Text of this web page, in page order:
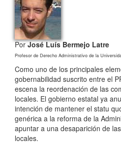
PorJosé Luís Bermejo Latre
Profesor de Derecho Administrativo de la
Como uno de los principales
gobernabilidad suscrito entre el
escena la reordenación de las
locales. El gobierno estatal ya
intención de mantener el statu
genérica a la reforma de la
apuntar a una desaparición de
locales.